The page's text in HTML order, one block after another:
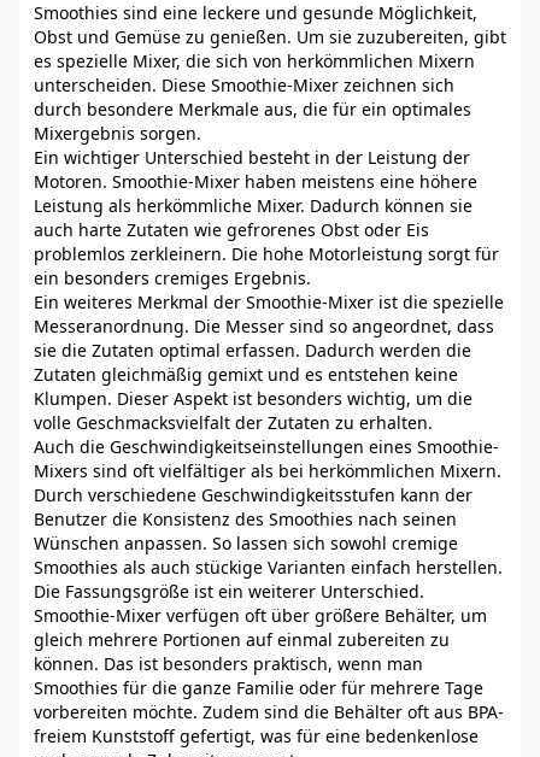
Smoothies sind eine leckere und gesunde Möglichkeit,
Obst und Gemüse zu genießen. Um sie zuzubereiten, gibt
es spezielle Mixer, die sich von herkömmlichen Mixern
unterscheiden. Diese Smoothie-Mixer zeichnen sich
durch besondere Merkmale aus, die für ein optimales
Mixergebnis sorgen.
Ein wichtiger Unterschied besteht in der Leistung der
Motoren. Smoothie-Mixer haben meistens eine höhere
Leistung als herkömmliche Mixer. Dadurch können sie
auch harte Zutaten wie gefrorenes Obst oder Eis
problemlos zerkleinern. Die hohe Motorleistung sorgt für
ein besonders cremiges Ergebnis.
Ein weiteres Merkmal der Smoothie-Mixer ist die spezielle
Messeranordnung. Die Messer sind so angeordnet, dass
sie die Zutaten optimal erfassen. Dadurch werden die
Zutaten gleichmäßig gemixt und es entstehen keine
Klumpen. Dieser Aspekt ist besonders wichtig, um die
volle Geschmacksvielfalt der Zutaten zu erhalten.
Auch die Geschwindigkeitseinstellungen eines Smoothie-
Mixers sind oft vielfältiger als bei herkömmlichen Mixern.
Durch verschiedene Geschwindigkeitsstufen kann der
Benutzer die Konsistenz des Smoothies nach seinen
Wünschen anpassen. So lassen sich sowohl cremige
Smoothies als auch stückige Varianten einfach herstellen.
Die Fassungsgröße ist ein weiterer Unterschied.
Smoothie-Mixer verfügen oft über größere Behälter, um
gleich mehrere Portionen auf einmal zubereiten zu
können. Das ist besonders praktisch, wenn man
Smoothies für die ganze Familie oder für mehrere Tage
vorbereiten möchte. Zudem sind die Behälter oft aus BPA-
freiem Kunststoff gefertigt, was für eine bedenkenlose